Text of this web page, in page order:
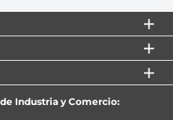
Industria y Comercio: